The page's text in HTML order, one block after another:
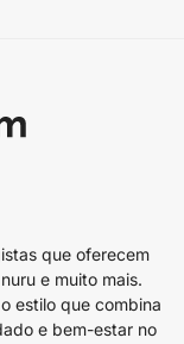
que oferecem
e muito mais.
estilo que combina
e bem-estar no